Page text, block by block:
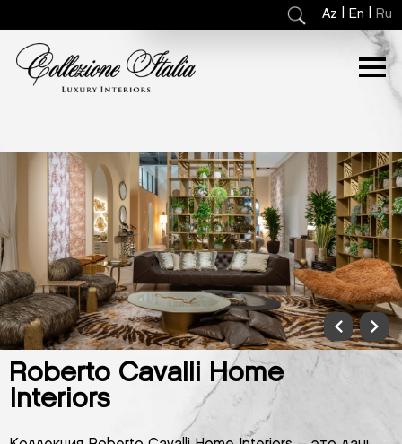
Az En Ru
Roberto Cavalli Home
Interiors